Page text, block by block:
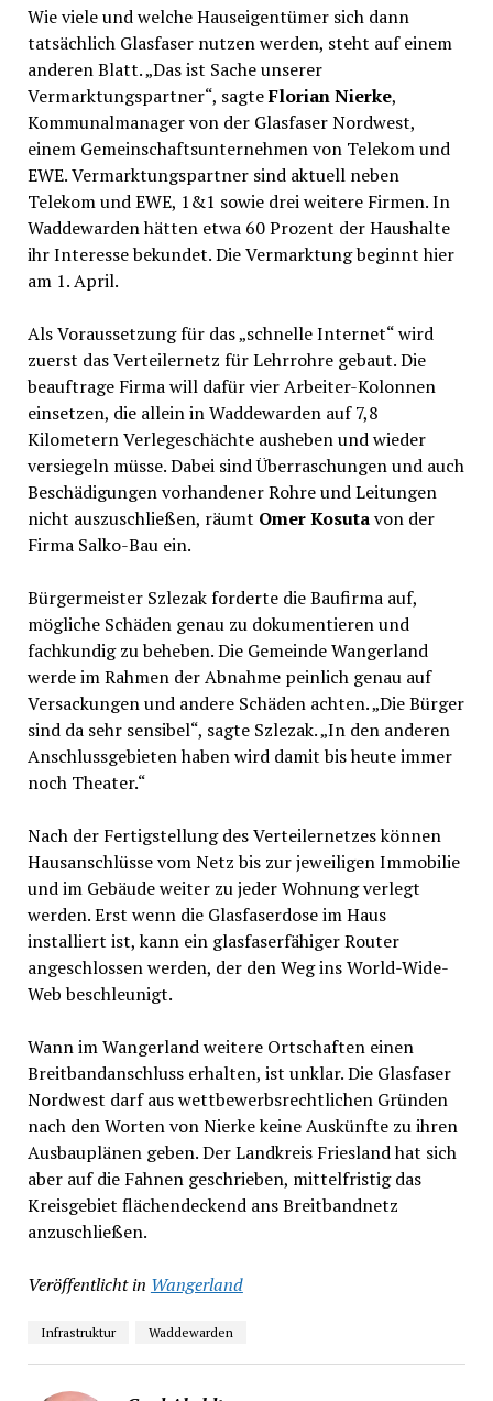
Wie viele und welche Hauseigentümer sich dann
tatsächlich Glasfaser nutzen werden, steht auf einem
anderen Blatt. „Das ist Sache unserer
Vermarktungspartner“, sagteFlorian Nierke,
Kommunalmanager von der Glasfaser Nordwest,
einem Gemeinschaftsunternehmen von Telekom und
EWE. Vermarktungspartner sind aktuell neben
Telekom und EWE, 1&1 sowie drei weitere Firmen. In
Waddewarden hätten etwa 60 Prozent der Haushalte
ihr Interesse bekundet. Die Vermarktung beginnt hier
am 1. April.
Als Voraussetzung für das „schnelle Internet“ wird
zuerst das Verteilernetz für Lehrrohre gebaut. Die
beauftrage Firma will dafür vier Arbeiter-Kolonnen
einsetzen, die allein in Waddewarden auf 7,8
Kilometern Verlegeschächte ausheben und wieder
versiegeln müsse. Dabei sind Überraschungen und auch
Beschädigungen vorhandener Rohre und Leitungen
nicht auszuschließen, räumt Omer Kosutavon der
Firma Salko-Bau ein.
Bürgermeister Szlezak forderte die Baufirma auf,
mögliche Schäden genau zu dokumentieren und
fachkundig zu beheben. Die Gemeinde Wangerland
werde im Rahmen der Abnahme peinlich genau auf
Versackungen und andere Schäden achten. „Die Bürger
sind da sehr sensibel“, sagte Szlezak. „In den anderen
Anschlussgebieten haben wird damit bis heute immer
noch Theater.“
Nach der Fertigstellung des Verteilernetzes können
Hausanschlüsse vom Netz bis zur jeweiligen Immobilie
und im Gebäude weiter zu jeder Wohnung verlegt
werden. Erst wenn die Glasfaserdose im Haus
installiert ist, kann ein glasfaserfähiger Router
angeschlossen werden, der den Weg ins World-Wide-
Web beschleunigt.
Wann im Wangerland weitere Ortschaften einen
Breitbandanschluss erhalten, ist unklar. Die Glasfaser
Nordwest darf aus wettbewerbsrechtlichen Gründen
nach den Worten von Nierke keine Auskünfte zu ihren
Ausbauplänen geben. Der Landkreis Friesland hat sich
aber auf die Fahnen geschrieben, mittelfristig das
Kreisgebiet flächendeckend ans Breitbandnetz
anzuschließen.
Veröffentlicht in Wangerland
Infrastruktur Waddewarden